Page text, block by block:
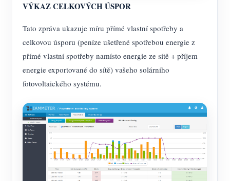
VÝKAZ CELKOVÝCH ÚSPOR
Tato zpráva ukazuje míru přímé vlastní spotřeby a
celkovou úsporu (peníze ušetřené spotřebou energie z
přímé vlastní spotřeby namísto energie ze sítě + příjem
energie exportované do sítě) vašeho solárního
fotovoltaického systému.